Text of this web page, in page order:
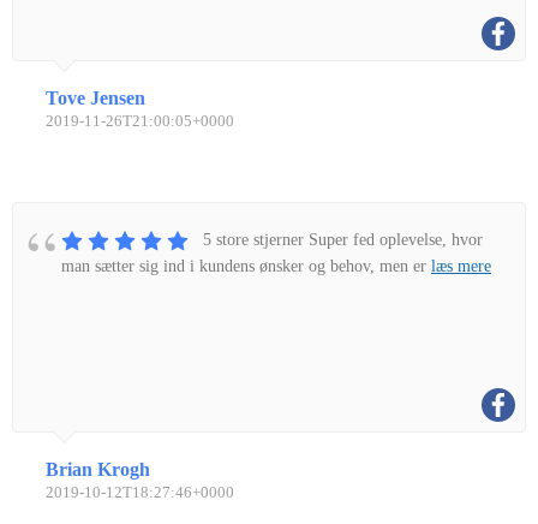
Tove Jensen
2019-11-26T21:00:05+0000
5 store stjerner Super fed oplevelse, hvor
man sætter sig ind i kundens ønsker og behov, men er læs mere
Brian Krogh
2019-10-12T18:27:46+0000